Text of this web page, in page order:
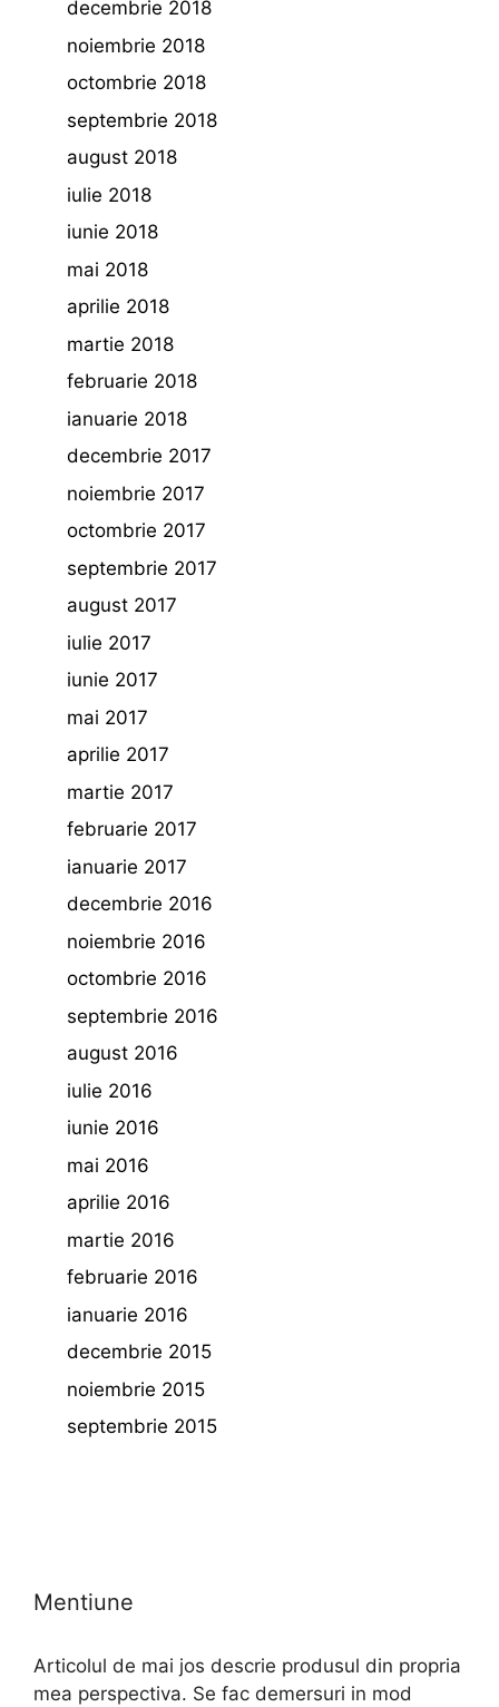
decembrie 2018
noiembrie 2018
octombrie 2018
septembrie 2018
august 2018
iulie 2018
iunie 2018
mai 2018
aprilie 2018
martie 2018
februarie 2018
ianuarie 2018
decembrie 2017
noiembrie 2017
octombrie 2017
septembrie 2017
august 2017
iulie 2017
iunie 2017
mai 2017
aprilie 2017
martie 2017
februarie 2017
ianuarie 2017
decembrie 2016
noiembrie 2016
octombrie 2016
septembrie 2016
august 2016
iulie 2016
iunie 2016
mai 2016
aprilie 2016
martie 2016
februarie 2016
ianuarie 2016
decembrie 2015
noiembrie 2015
septembrie 2015
Mentiune
Articolul de mai jos descrie produsul din propria
mea perspectiva. Se fac demersuri in mod